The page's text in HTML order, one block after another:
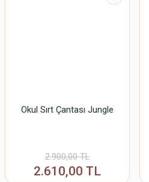
Okul Sırt Çantası Jungle
2.900,00 TL
2.610,00 TL